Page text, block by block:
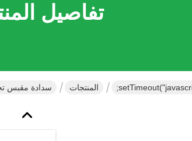
تفاصيل
المنتجات سدادة مقبس